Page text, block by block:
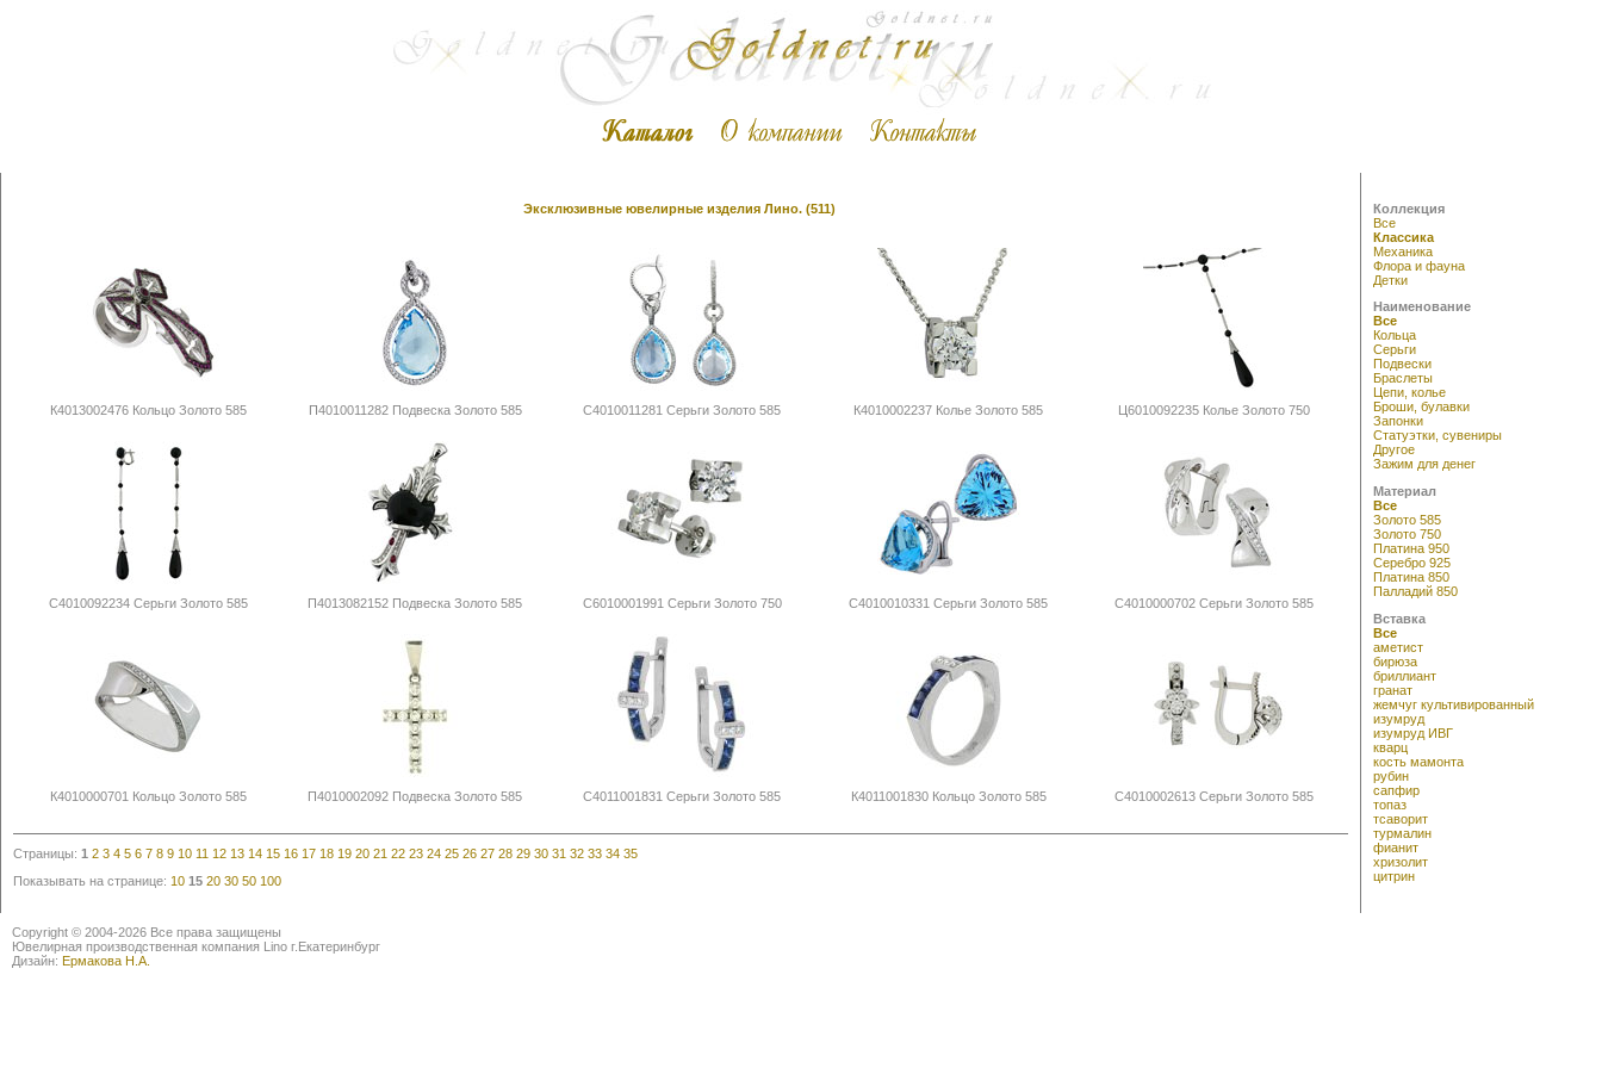
Эксклюзивные ювелирные изделия Лино. (511)
К4013002476 Кольцо Золото 585 П4010011282 Подвеска Золото 585 С4010011281 Серьги Золото 585 К4010002237 Колье Золото 585 Ц6010092235 Колье Золото 750
С4010092234 Серьги Золото 585 П4013082152 Подвеска Золото 585 С6010001991 Серьги Золото 750 С4010010331 Серьги Золото 585 С4010000702 Серьги Золото 585
К4010000701 Кольцо Золото 585 П4010002092 Подвеска Золото 585 С4011001831 Серьги Золото 585 К4011001830 Кольцо Золото 585 С4010002613 Серьги Золото 585
Страницы: 1 2 3 4 5 6 7 8 9 10 11 12 13 14 15 16 17 18 19 20 21 22 23 24 25 26 27 28 29 30 31 32 33 34 35
Показывать на странице: 10 15 20 30 50 100
Коллекция
Все
Классика
Механика
Флора и фауна
Детки
Наименование
Все
Кольца
Серьги
Подвески
Браслеты
Цепи, колье
Броши, булавки
Запонки
Статуэтки, сувениры
Другое
Зажим для денег
Материал
Все
Золото 585
Золото 750
Платина 950
Серебро 925
Платина 850
Палладий 850
Вставка
Все
аметист
бирюза
бриллиант
гранат
жемчуг культивированный
изумруд
изумруд ИВГ
кварц
кость мамонта
рубин
сапфир
топаз
тсаворит
турмалин
фианит
хризолит
цитрин
Copyright © 2004-2026 Все права защищены
Ювелирная производственная компания Lino г.Екатеринбург
Дизайн: Ермакова Н.А.